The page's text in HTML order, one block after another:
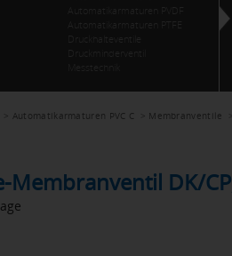
> Automatikarmaturen PVC C > Membranventile
Membranventil DK/